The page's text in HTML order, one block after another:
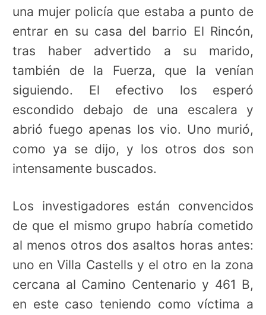
una mujer policía que estaba a punto de
entrar en su casa del barrio El Rincón,
tras haber advertido a su marido,
también de la Fuerza, que la venían
siguiendo. El efectivo los esperó
escondido debajo de una escalera y
abrió fuego apenas los vio. Uno murió,
como ya se dijo, y los otros dos son
intensamente buscados.
Los investigadores están convencidos
de que el mismo grupo habría cometido
al menos otros dos asaltos horas antes:
uno en Villa Castells y el otro en la zona
cercana al Camino Centenario y 461 B,
en este caso teniendo como víctima a